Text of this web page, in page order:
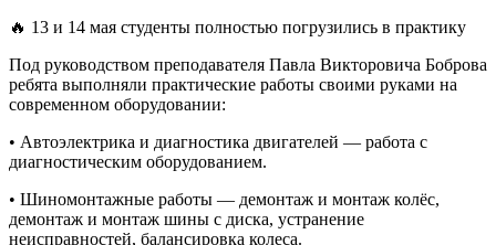
🔥 13 и 14 мая студенты полностью погрузились в практику
Под руководством преподавателя Павла Викторовича Боброва
ребята выполняли практические работы своими руками на
современном оборудовании:
• Автоэлектрика и диагностика двигателей — работа с
диагностическим оборудованием.
• Шиномонтажные работы — демонтаж и монтаж колёс,
демонтаж и монтаж шины с диска, устранение
неисправностей, балансировка колеса.